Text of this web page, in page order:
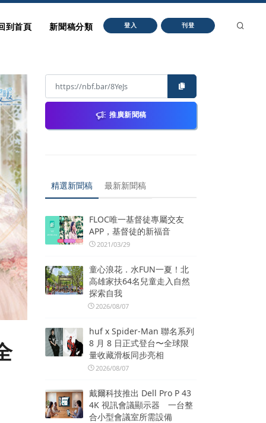
到首頁 新聞稿分類 登入 刊登
推廣新聞稿
精選新聞稿 最新新聞稿
FLOC唯一基督徒專屬交友
APP，基督徒的新福音
2021/03/29
童心浪花．水FUN一夏！北
高雄家扶64名兒童走入自然
探索自我
2026/08/07
huf x Spider-Man 聯名系列
8 月 8 日正式登台〜全球限
量收藏滑板同步亮相
2026/08/07
戴爾科技推出 Dell Pro P 43
4K 視訊會議顯示器 一台整
合小型會議室所需設備